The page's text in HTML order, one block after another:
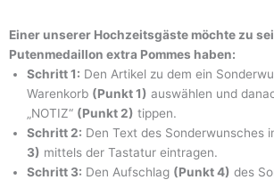
Einer unserer Hochzeitsgäste möchte zu
Putenmedaillon extra Pommes haben:
Schritt 1: Den Artikel zu dem ein
Warenkorb (Punkt 1) auswählen und
„NOTIZ“ (Punkt 2) tippen.
Schritt 2: Den Text des Sonderwunsches
3) mittels der Tastatur eintragen.
Schritt 3: Den Aufschlag (Punkt 4) des